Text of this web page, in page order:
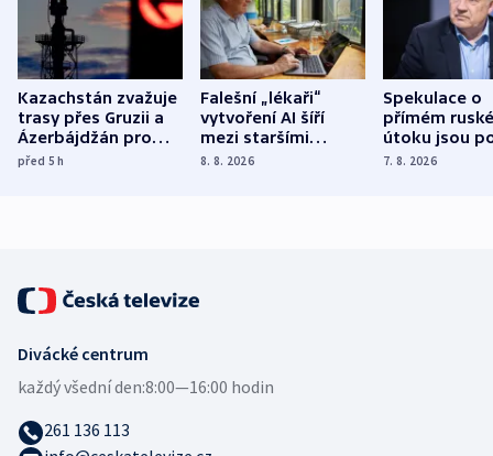
Kazachstán zvažuje
trasy přes Gruzii a
Ázerbájdžán pro
vývoz ropy do
před 5h
Falešní „lékaři“
vytvoření AI šíří
mezi staršími
Poláky nebezpečné
8. 8. 2026
Spekulace o
přímém
útoku jsou
míní
7. 8. 2026
Divácké centrum
každý všední den:8:00—16:00 hodin
261 136 113